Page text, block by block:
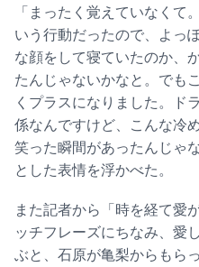
「まったく覚えていなくて
いう行動だったので、よっ
な顔をして寝ていたのか、
たんじゃないかなと。でも
くプラスになりました。ド
係なんですけど、こんな冷
笑った瞬間があったんじゃ
とした表情を浮かべた。
また記者から「時を経て愛
ッチフレーズにちなみ、愛
ぶと、石原が亀梨からもら